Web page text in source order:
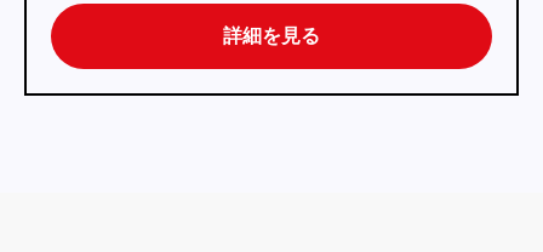
詳細を見る